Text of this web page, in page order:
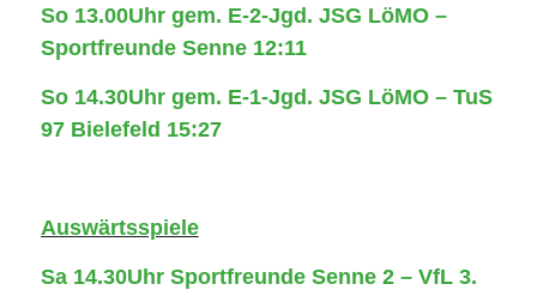
So 13.00Uhr gem. E-2-Jgd. JSG LöMO –
Sportfreunde Senne 12:11
So 14.30Uhr gem. E-1-Jgd. JSG LöMO – TuS
97 Bielefeld 15:27
Auswärtsspiele
Sa 14.30Uhr Sportfreunde Senne 2 – VfL 3.